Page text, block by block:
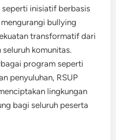
seperti inisiatif berbasis
bullying
transformatif dari
komunitas.
program seperti
penyuluhan, RSUP
lingkungan
bagi seluruh peserta